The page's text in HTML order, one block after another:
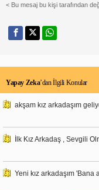
< Bu mesaj bu kişi tarafından
Yapay Zeka’dan İlgili Konular
akşam kız arkadaşım
İlk Kız Arkadaş , Sevgili
Yeni kız arkadaşım